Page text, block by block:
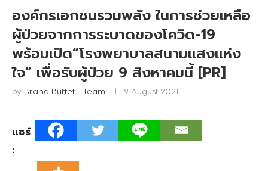
องค์กรเอกชนรวมพลัง ในการช่วยเหลือ
ผู้ป่วยจากการระบาดของโควิด-19
พร้อมเปิด“โรงพยาบาลสนามแสงแห่ง
ใจ” เพื่อรับผู้ป่วย 9 สิงหาคมนี้ [PR]
by Brand Buffet - Team 9 August 2021
แชร์
: